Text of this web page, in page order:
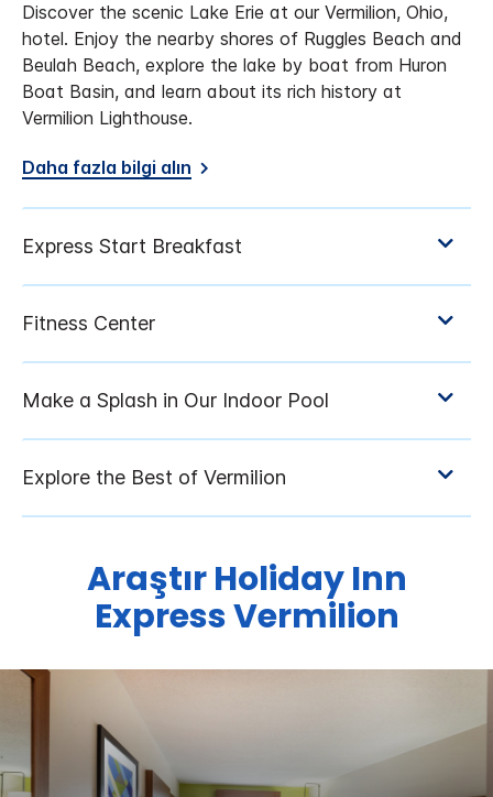
Discover the scenic Lake Erie at our Vermilion, Ohio,
hotel. Enjoy the nearby shores of Ruggles Beach and
Beulah Beach, explore the lake by boat from Huron
Boat Basin, and learn about its rich history at
Vermilion Lighthouse.
Daha fazla bilgi alın
AraştırHoliday Inn
ExpressVermilion